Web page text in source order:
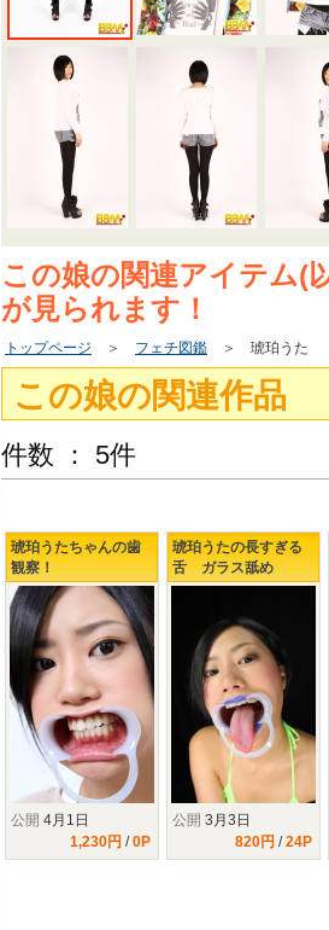
この娘の関連アイテム(
が見られます！
トップページ ＞ フェチ図鑑 ＞ 琥珀うた
この娘の関連作品
件数 ： 5件
琥珀うたちゃんの歯
観察！
公開 4月1日
1,230円 /0P
琥珀うたの長すぎる
舌 ガラス舐め
公開 3月3日
820円 /24P